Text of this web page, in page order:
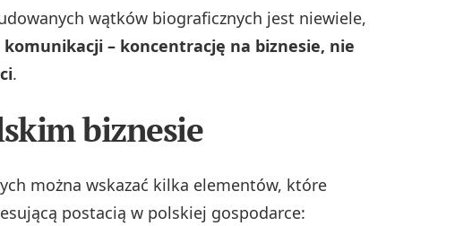
wątków biograficznych jest niewiele,
– koncentrację na biznesie, nie
.
biznesie
można wskazać kilka elementów, które
postacią w polskiej gospodarce: